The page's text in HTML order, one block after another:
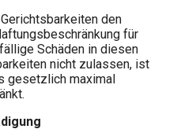
den
für
Schäden in diesen
nicht zulassen, ist
gesetzlich maximal